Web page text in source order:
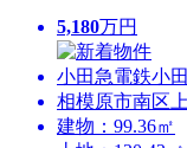
5,180万円
小田急電鉄小
相模原市南区
建物：99.36㎡